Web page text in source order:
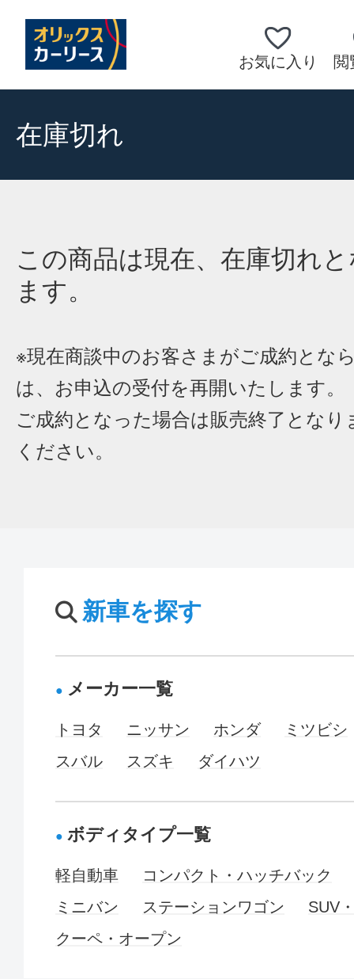
お気に入り 閲
在庫切れ
この商品は現在、在庫切れ
ます。
※現在商談中のお客さまがご成約とな
は、お申込の受付を再開いたします。
ご成約となった場合は販売終了となり
ください。
新車を探す
メーカー一覧
トヨタ ニッサン ホンダ
ミツビシ
スバル
スズキ ダイハツ
ボディタイプ一覧
軽自動車
コンパクト・ハッチバック
ミニバン
ステーションワゴン
SUV
クーペ・オープン